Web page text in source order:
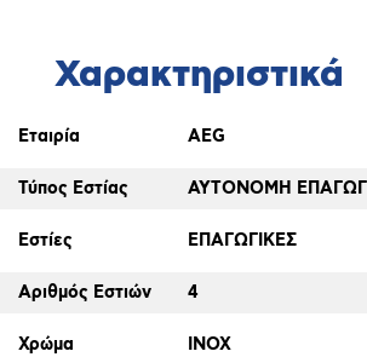
Χαρακτηριστικά
Εταιρία AEG
Τύπος Εστίας ΑΥΤΟΝΟΜΗ
Εστίες ΕΠΑΓΩΓΙΚΕΣ
Αριθμός Εστιών 4
Χρώμα INOX